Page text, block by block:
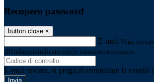
Recupero password
button close ×
E-mail Verrà
all'indirizzo indicato con le istruzioni necessarie.
E-mail inviata, si prega di controllare la casella